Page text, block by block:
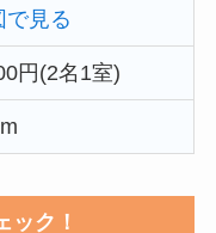
で見る
円(2名1室)
ック！